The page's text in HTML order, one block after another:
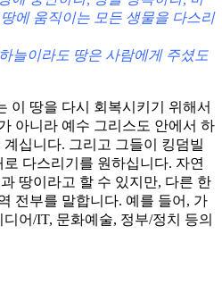
에 움직이는 모든 생물을 다스리
늘이라도 땅은 사람에게 주셨도
이 땅을 다시 회복시키기 위해서
아니라 예수 그리스도 안에서 하
십니다. 그리고 그들이 킹덤빌
다스리기를 원하십니다. 자연
땅이라고 할 수 있지만, 다른 한
전부를 말합니다. 예를 들어, 가
어/IT, 문화예술, 정부/정치 등의